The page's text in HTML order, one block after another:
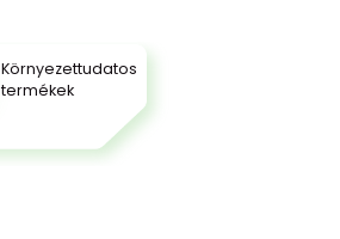
Környezettudatos
termékek